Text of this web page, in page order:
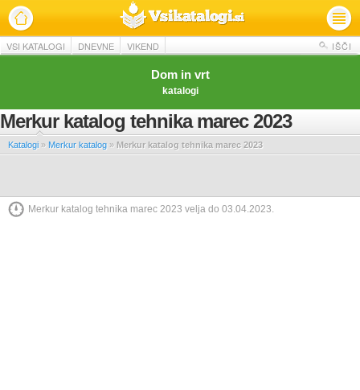
VSI KATALOGI DNEVNE VIKEND IŠČI
Dom in vrt
katalogi
Merkur katalog tehnika marec 2023
Katalogi » Merkur katalog » Merkur katalog tehnika marec 2023
Merkur katalog tehnika marec 2023 velja do 03.04.2023.